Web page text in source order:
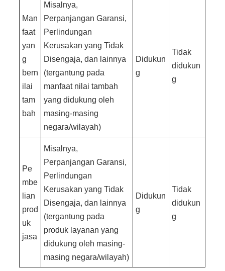
Man
faat
yan
g
bern
ilai
tam
bah
Misalnya,
Perpanjangan Garansi,
Perlindungan
Kerusakan yang Tidak
Disengaja, dan lainnya
(tergantung pada
manfaat nilai tambah
yang didukung oleh
masing-masing
negara/wilayah)
Didukun
g
Tidak
didukun
g
Pe
mbe
lian
prod
uk
jasa
Misalnya,
Perpanjangan Garansi,
Perlindungan
Kerusakan yang Tidak
Disengaja, dan lainnya
(tergantung pada
produk layanan yang
didukung oleh masing-
masing negara/wilayah)
Didukun
g
Tidak
didukun
g